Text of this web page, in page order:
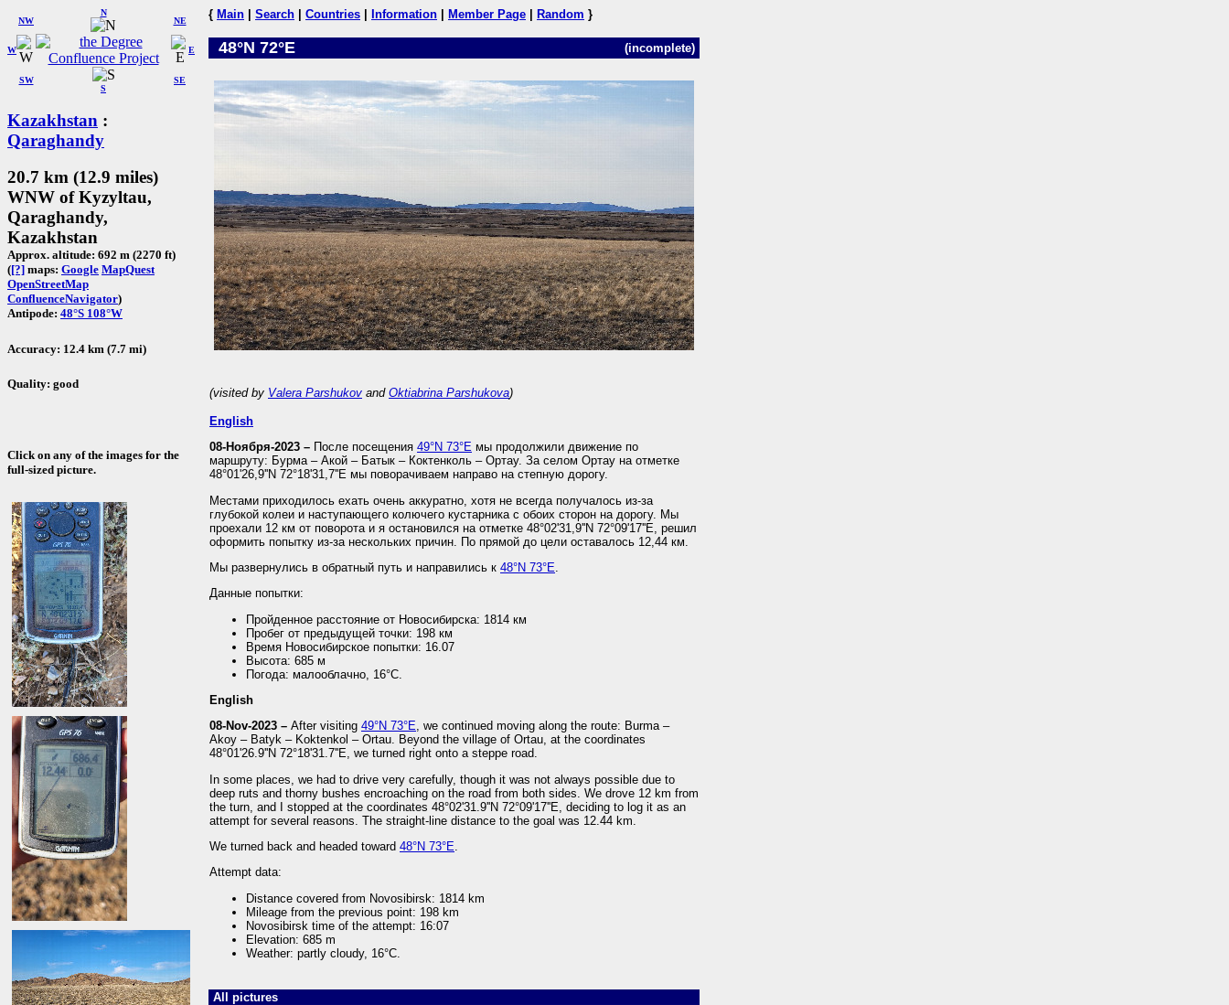
W
NW
N
NE
SW
S
SE
E
Kazakhstan :
Qaraghandy
20.7 km (12.9 miles)
WNW of Kyzyltau,
Qaraghandy,
Kazakhstan
Approx. altitude: 692 m (2270 ft)
([?] maps: Google MapQuest
OpenStreetMap
ConfluenceNavigator)
Antipode: 48°S 108°W
Accuracy: 12.4 km (7.7 mi)
Quality: good
Click on any of the images for the
full-sized picture.
{ Main Search Countries Information Member Page Random }
48°N 72°E (incomplete)
(visited by Valera Parshukov and Oktiabrina Parshukova)
English
08-Ноября-2023 – После посещения 49°N 73°E мы продолжили движение по
маршруту: Бурма – Акой – Батык – Коктенколь – Ортау. За селом Ортау на отметке
48°01'26,9''N 72°18'31,7''E мы поворачиваем направо на степную дорогу.
Местами приходилось ехать очень аккуратно, хотя не всегда получалось из-за
глубокой колеи и наступающего колючего кустарника с обоих сторон на дорогу. Мы
проехали 12 км от поворота и я остановился на отметке 48°02'31,9''N 72°09'17''E, решил
оформить попытку из-за нескольких причин. По прямой до цели оставалось 12,44 км.
Мы развернулись в обратный путь и направились к 48°N 73°E
Данные попытки:
Пройденное расстояние от Новосибирска: 1814 км
Пробег от предыдущей точки: 198 км
Время Новосибирское попытки: 16.07
Высота: 685 м
Погода: малооблачно, 16°C.
English
08-Nov-2023 – After visiting 49°N 73°E, we continued moving along the route: Burma –
Akoy – Batyk – Koktenkol – Ortau. Beyond the village of Ortau, at the coordinates
48°01'26.9''N 72°18'31.7''E, we turned right onto a steppe road.
In some places, we had to drive very carefully, though it was not always possible due to
deep ruts and thorny bushes encroaching on the road from both sides. We drove 12 km from
the turn, and I stopped at the coordinates 48°02'31.9''N 72°09'17''E, deciding to log it as an
attempt for several reasons. The straight-line distance to the goal was 12.44 km.
We turned back and headed toward 48°N 73°E
Attempt data:
Distance covered from Novosibirsk: 1814 km
Mileage from the previous point: 198 km
Novosibirsk time of the attempt: 16:07
Elevation: 685 m
Weather: partly cloudy, 16°C.
All pictures